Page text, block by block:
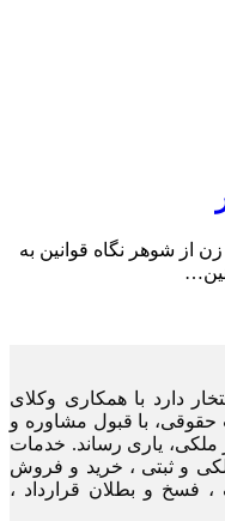
شوهر نگاه قوانین به
دارد با همکاری وکلای
حقوقی، با قبول مشاوره و
یاری رساند. خدمات
و ثبتی ، خرید و فروش
فسخ و بطلان قرارداد ،